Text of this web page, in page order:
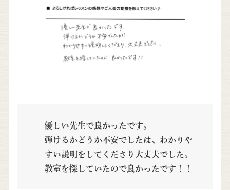
優しい先生で良かったです。
弾けるかどうか不安でしたは、わかりや
すい説明をしてくださり大丈夫でした。
教室を探していたので良かったです！！